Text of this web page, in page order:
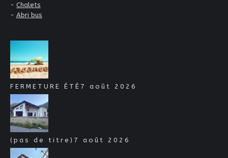
- Chalets
- Abri bus
FERMETURE ÉTÉ 7 août 2026
(pas de titre) 7 août 2026